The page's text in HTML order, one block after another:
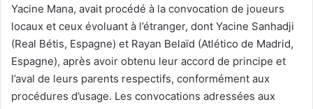
Yacine Mana, avait procédé à la convocation de joueurs
locaux et ceux évoluant à l’étranger, dont Yacine Sanhadji
(Real Bétis, Espagne) et Rayan Belaïd (Atlético de Madrid,
Espagne), après avoir obtenu leur accord de principe et
l’aval de leurs parents respectifs, conformément aux
procédures d’usage. Les convocations adressées aux